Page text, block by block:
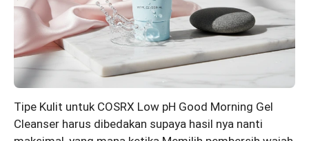
Tipe Kulit untuk COSRX Low pH Good Morning Gel
Cleanser harus dibedakan supaya hasil nya nanti